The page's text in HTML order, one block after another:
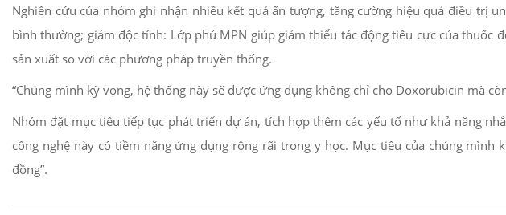
Nghiên cứu của nhóm ghi nhận nhiều kết quả ấn tượng, tăng cường hiệu quả điều trị
bình thường; giảm độc tính: Lớp phủ MPN giúp giảm thiểu tác động tiêu cực của
sản xuất so với các phương pháp truyền thống.
“Chúng mình kỳ vọng, hệ thống này sẽ được ứng dụng không chỉ cho Doxorubicin mà
Nhóm đặt mục tiêu tiếp tục phát triển dự án, tích hợp thêm các yếu tố như khả năng
công nghệ này có tiềm năng ứng dụng rộng rãi trong y học. Mục tiêu của chúng mình
đồng”.